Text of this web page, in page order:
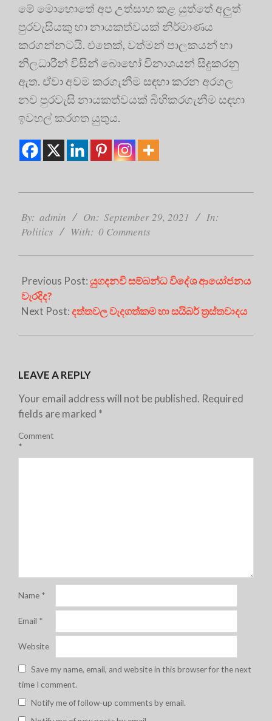
මේ මොහොතේ අප උත්සාහ කළ යුත්තේ අලුත්
පුරවැසියකු හා නායකත්වයක් නිර්මාණය
කරගන්නටයි. එතෙක්, වත්මන් පාලකයන් හා
නිලධාරීන් විසින් බොහෝ විනාශයන් සිදුකරනු
ඇත. ඒවා අවම කරගැනීම සඳහා කරන අරගල
නව පුරවැසි නායකත්වයක් බිහිකරගැනීම සඳහා
ඉවහල් කරගත යුතුය.
09-
29
By: admin On: September 29, 2021
In:
Politics
With: 0 Comments
Previous Post:යුගදනවි සම්බන්ධ විදේශ ආයෝජනය
වැරදිද?
Next Post:දත්තවල වැදගත්කම හා සයිබර් ත්‍රස්තවාදය
LEAVE A REPLY
Your email address will not be published. Required
fields are marked *
Comment
*
Name *
Email *
Website
Save my name, email, and website in this browser for the next
time I comment.
Notify me of follow-up comments by email.